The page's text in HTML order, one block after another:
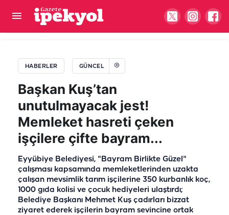
HABERLER GÜNCEL
Başkan Kuş’tan
unutulmayacak jest!
Memleket hasreti çeken
işçilere çifte bayram...
Eyyübiye Belediyesi, "Bayram Birlikte Güzel"
çalışması kapsamında memleketlerinden uzakta
çalışan mevsimlik tarım işçilerine 350 kurbanlık koç,
1000 gıda kolisi ve çocuk hediyeleri ulaştırdı;
Belediye Başkanı Mehmet Kuş çadırları bizzat
ziyaret ederek işçilerin bayram sevincine ortak
Şanlıurfa’da 10 yıl hapis cezası ile aranıyordu: